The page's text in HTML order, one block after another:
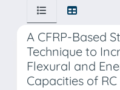
A CFRP-Based
Technique to
Flexural and
Capacities of